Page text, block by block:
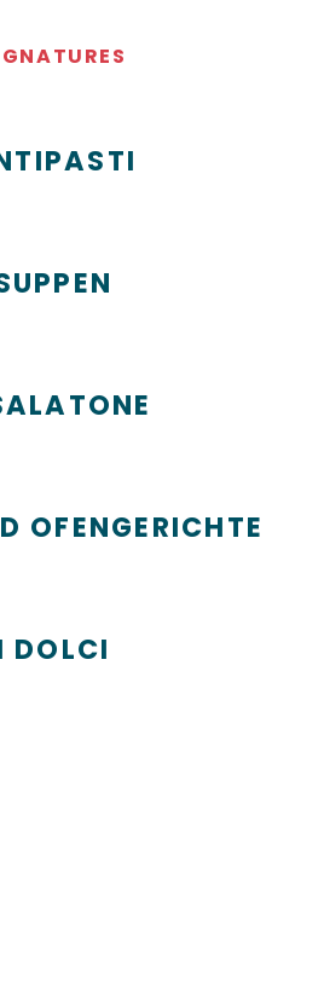
OFENGERICHTE
DOLCI